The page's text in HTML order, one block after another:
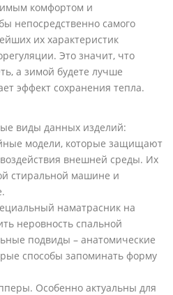
комфортом и
непосредственно самого
их характеристик
Это значит, что
а зимой будете лучше
эффект сохранения тепла.
виды данных изделий:
модели, которые защищают
внешней среды. Их
стиральной машине и
наматрасник на
неровность спальной
подвиды – анатомические
способы запоминать форму
Особенно актуальны для